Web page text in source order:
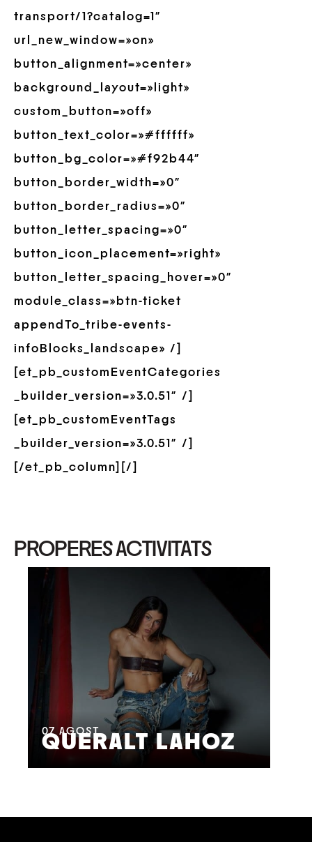
transport/1?catalog=1″
url_new_window=»on»
button_alignment=»center»
background_layout=»light»
custom_button=»off»
button_text_color=»#ffffff»
button_bg_color=»#f92b44″
button_border_width=»0″
button_border_radius=»0″
button_letter_spacing=»0″
button_icon_placement=»right»
button_letter_spacing_hover=»0″
module_class=»btn-ticket
appendTo_tribe-events-
infoBlocks_landscape» /]
[et_pb_customEventCategories
_builder_version=»3.0.51″ /]
[et_pb_customEventTags
_builder_version=»3.0.51″ /]
[/et_pb_column][/]
PROPERES ACTIVITATS
07 AGOST
QUERALT LAHOZ